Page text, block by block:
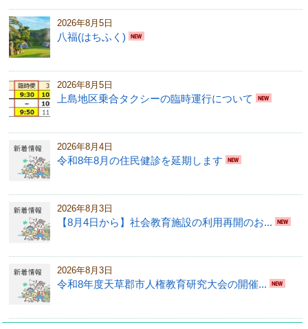
2026年8月5日
八福(はちふく)
2026年8月5日
上島地区乗合タクシーの臨時運行について
2026年8月4日
令和8年8月の住民健診を延期します
2026年8月3日
【8月4日から】社会教育施設の利用再開のお...
2026年8月3日
令和8年度天草郡市人権教育研究大会の開催...